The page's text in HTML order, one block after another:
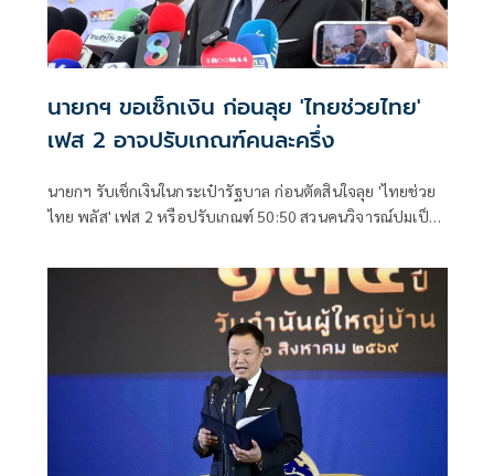
นายกฯ ขอเช็กเงิน ก่อนลุย 'ไทยช่วยไทย'
เฟส 2 อาจปรับเกณฑ์คนละครึ่ง
นายกฯ รับเช็กเงินในกระเป๋ารัฐบาล ก่อนตัดสินใจลุย 'ไทยช่วย
ไทย พลัส' เฟส 2 หรือปรับเกณฑ์ 50:50 สวนคนวิจารณ์ปมเป็น
แข็งแรง